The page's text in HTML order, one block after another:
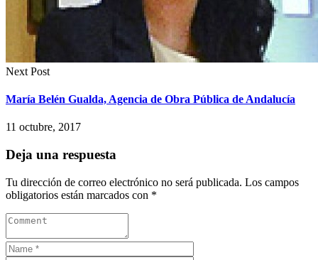
Next Post
María Belén Gualda, Agencia de Obra Pública de Andalucía
11 octubre, 2017
Deja una respuesta
Tu dirección de correo electrónico no será publicada. Los campos
obligatorios están marcados con *